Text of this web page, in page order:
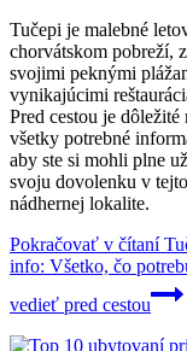
Tučepi je malebné
chorvátskom pobreží,
svojimi peknými
vynikajúcimi
Pred cestou je dôležité
všetky potrebné
aby ste si mohli plne
svoju dovolenku v tejto
nádhernej lokalite.
Pokračovať v čítaní
info: Všetko, čo
vedieť pred cestou